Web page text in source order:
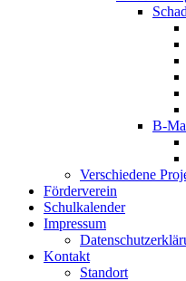
B-
Verschiedene
Förderverein
Schulkalender
Impressum
Kontakt
Standort